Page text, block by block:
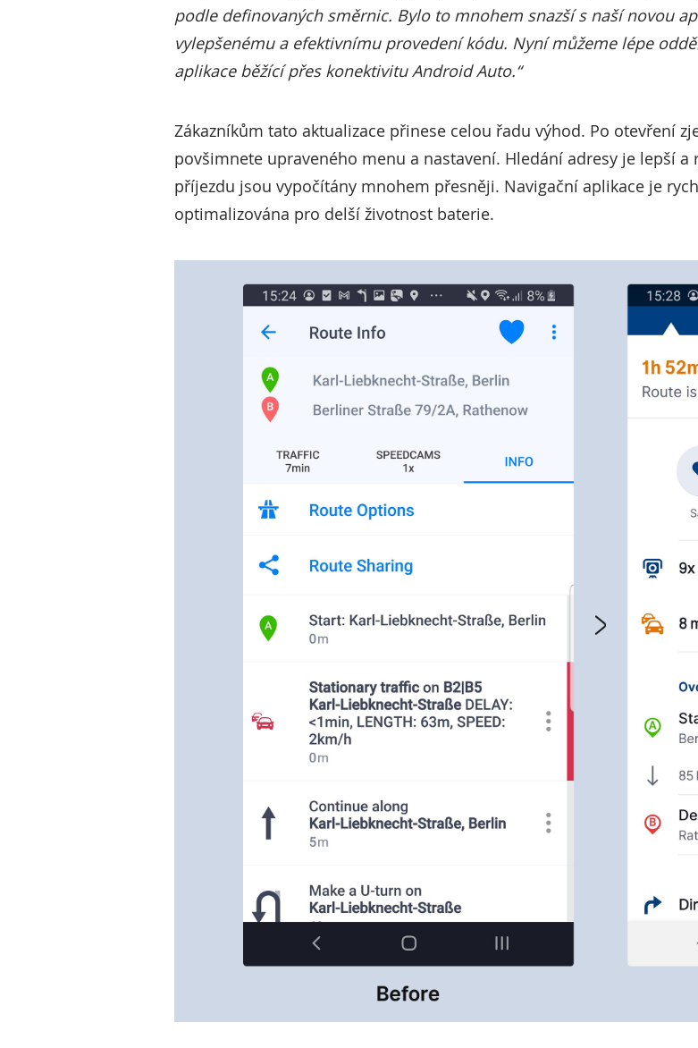
podle definovaných směrnic. Bylo to mnohem snazší s naší novou
vylepšenému a efektivnímu provedení kódu. Nyní můžeme lépe
aplikace běžící přes konektivitu Android Auto.“
Zákazníkům tato aktualizace přinese celou řadu výhod. Po otevření
povšimnete upraveného menu a nastavení. Hledání adresy je lepší
příjezdu jsou vypočítány mnohem přesněji. Navigační aplikace je
optimalizována pro delší životnost baterie.